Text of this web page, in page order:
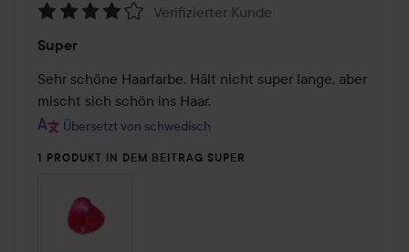
4
von
5
Verifizierter Kunde
Super
Sehr schöne Haarfarbe. Hält nicht super lange, aber
mischt sich schön ins Haar.
Übersetzt von schwedisch
1 PRODUKT IN DEM BEITRAG SUPER